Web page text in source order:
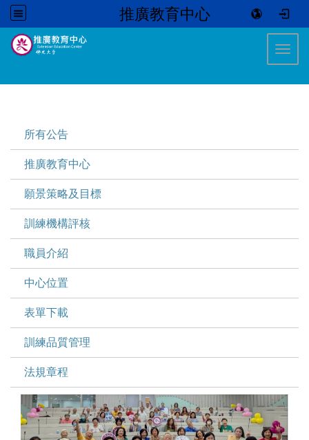
推廣教育中心
所有公告
推廣教育中心
願景策略及目標
訓練機構評核
職員介紹
中心位置
表單下載
訓練品質管理
法規章程